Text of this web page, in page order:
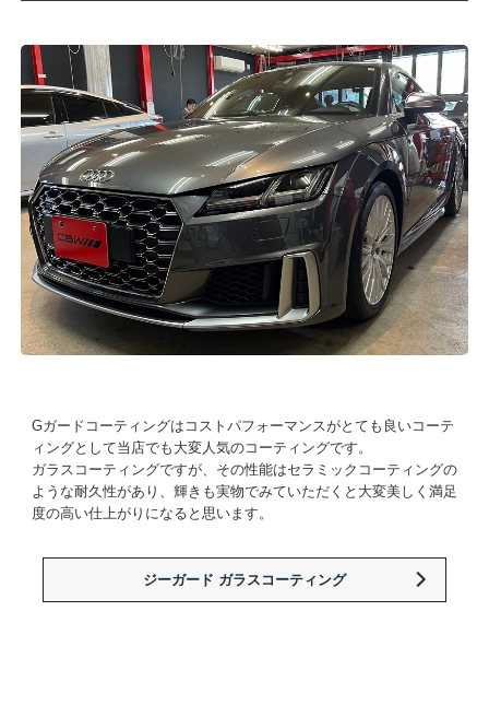
Gガードコーティングはコストパフォーマンスがとても良いコーテ
ィングとして当店でも大変人気のコーティングです。
ガラスコーティングですが、その性能はセラミックコーティングの
ような耐久性があり、輝きも実物でみていただくと大変美しく満足
度の高い仕上がりになると思います。
ジーガード ガラスコーティング